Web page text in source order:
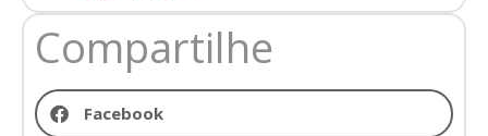
Compartilhe
Facebook